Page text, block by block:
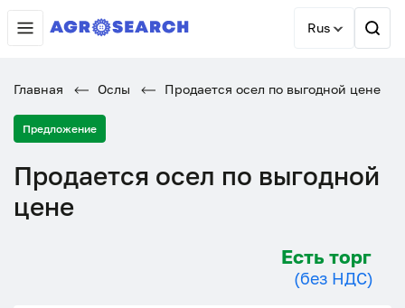
Rus
Главная Ослы Продается осел по выгодной цене
Предложение
Продается осел по выгодной
цене
Есть торг
(без НДС)